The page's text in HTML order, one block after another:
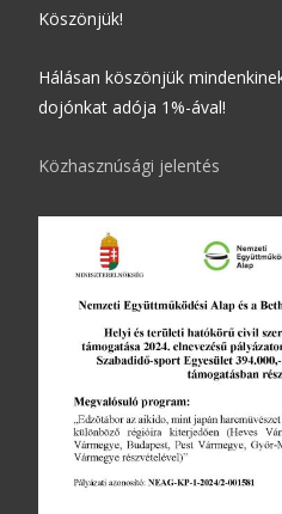
Köszönjük!
Hálásan köszönjük
dojónkat adója 1%-ával!
Közhasznúsági jelentés